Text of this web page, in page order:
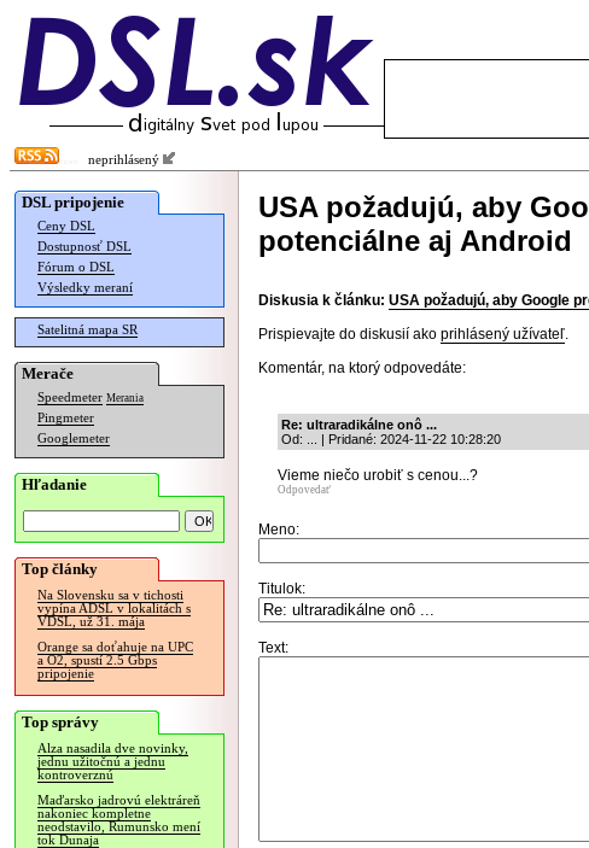
neprihlásený
DSL pripojenie
Ceny DSL
Dostupnosť DSL
Fórum o DSL
Výsledky meraní
Satelitná mapa SR
Merače
Speedmeter Merania
Pingmeter
Googlemeter
Hľadanie
Top články
Na Slovensku sa v tichosti
vypína ADSL v lokalitách s
VDSL, už 31. mája
Orange sa doťahuje na UPC
a O2, spustí 2.5 Gbps
pripojenie
Top správy
Alza nasadila dve novinky,
jednu užitočnú a jednu
kontroverznú
Maďarsko jadrovú elektráreň
nakoniec kompletne
neodstavilo, Rumunsko mení
tok Dunaja
USA požadujú, aby
potenciálne aj Android
Diskusia k článku: USA požadujú, aby Google
Prispievajte do diskusií ako prihlásený užívateľ.
Komentár, na ktorý odpovedáte:
Re: ultraradikálne onô ...
Od: ... | Pridané: 2024-11-22 10:28:20
Vieme niečo urobiť s cenou...?
Odpovedať
Meno:
Titulok:
Text: